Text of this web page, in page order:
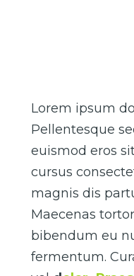
Lorem ipsum
Pellentesque
euismod eros
cursus
magnis dis
Maecenas
bibendum eu
fermentum.